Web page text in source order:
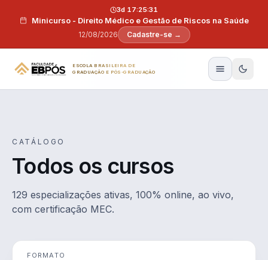
Minicurso - Direito Médico e Gestão de Riscos na Saúde
12/08/2026
3d 17:25:30
Cadastre-se →
ESCOLA BRASILEIRA DE
GRADUAÇÃO E PÓS-GRADUAÇÃO
CATÁLOGO
Todos os cursos
129 especializações ativas, 100% online, ao vivo,
com certificação MEC.
FORMATO